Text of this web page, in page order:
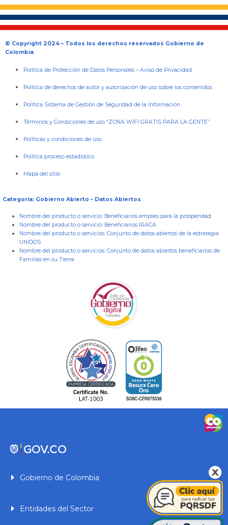
© Copyright 2024 – Todos los derechos reservados Gobierno de
Colombia
Política de Protección de Datos Personales –Aviso de Privacidad
Política de derechos de autor y autorización de uso sobre los contenidos
Política Sistema de Gestión de Seguridad de la Información
Términos y Condiciones de uso “ZONA WIFI GRATIS PARA LA GENTE”
Políticas y condiciones de uso
Política proceso estadístico
Mapa del sitio
Categoría: Gobierno Abierto – Datos Abiertos
Nombre del producto o servicio: Beneficiarios empleo para la prosperidad
Nombre del producto o servicio: Beneficiarios IRACA
Nombre del producto o servicios: Conjunto de datos abiertos de la estrategia
UNIDOS
Nombre del producto o servicios: Conjunto de datos abiertos beneficiarios de
Familias en su Tierra
Gobierno de Colombia
Entidades del Sector